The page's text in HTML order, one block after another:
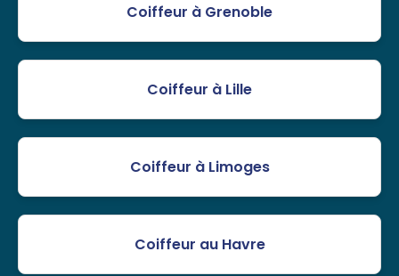
Coiffeur à Grenoble
Coiffeur à Lille
Coiffeur à Limoges
Coiffeur au Havre